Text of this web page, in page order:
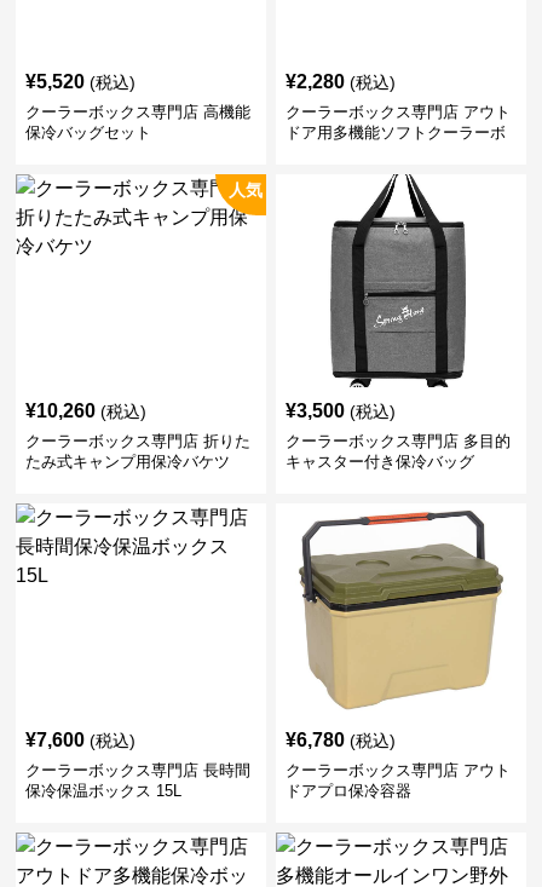
¥5,520 (税込)
クーラーボックス専門店 高機能
保冷バッグセット
¥2,280 (税込)
クーラーボックス専門店 アウト
ドア用多機能ソフトクーラーボ
人気
¥10,260 (税込)
クーラーボックス専門店 折りた
たみ式キャンプ用保冷バケツ
¥3,500 (税込)
クーラーボックス専門店 多目的
キャスター付き保冷バッグ
¥7,600 (税込)
クーラーボックス専門店 長時間
保冷保温ボックス 15L
¥6,780 (税込)
クーラーボックス専門店 アウト
ドアプロ保冷容器